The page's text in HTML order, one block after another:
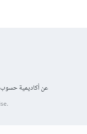
عن أكاديمية حسوب